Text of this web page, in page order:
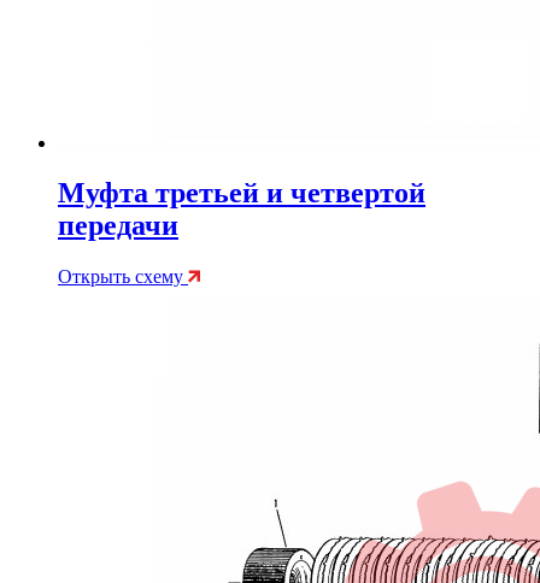
Муфта третьей и четвертой
передачи
Открыть схему